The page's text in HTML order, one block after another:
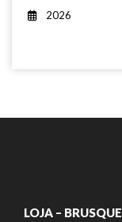
2026
LOJA – BRUSQUE